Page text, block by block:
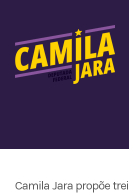
conteúdo
Camila Jara propõe